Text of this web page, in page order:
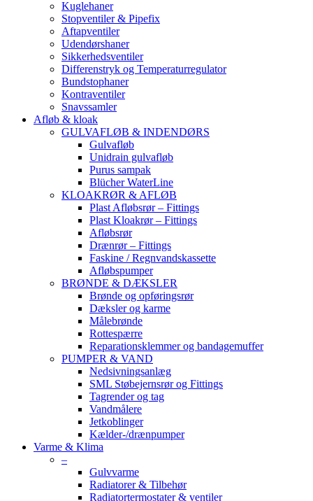
Kuglehaner
Stopventiler & Pipefix
Aftapventiler
Udendørshaner
Sikkerhedsventiler
Differenstryk og Temperaturregulator
Bundstophaner
Kontraventiler
Snavssamler
Afløb & kloak
GULVAFLØB & INDENDØRS
Gulvafløb
Unidrain gulvafløb
Purus sampak
Blücher WaterLine
KLOAKRØR & AFLØB
Plast Afløbsrør – Fittings
Plast Kloakrør – Fittings
Afløbsrør
Drænrør – Fittings
Faskine / Regnvandskassette
Afløbspumper
BRØNDE & DÆKSLER
Brønde og opføringsrør
Dæksler og karme
Målebrønde
Rottespærre
Reparationsklemmer og bandagemuffer
PUMPER & VAND
Nedsivningsanlæg
SML Støbejernsrør og Fittings
Tagrender og tag
Vandmålere
Jetkoblinger
Kælder-/drænpumper
Varme & Klima
–
Gulvvarme
Radiatorer & Tilbehør
Radiatortermostater & ventiler